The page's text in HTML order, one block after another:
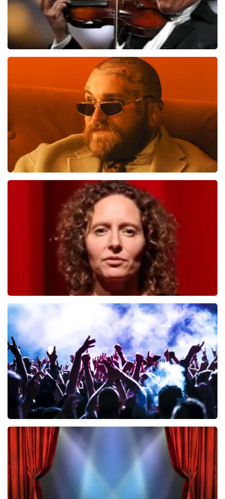
laatste 30 minuten
BESTEL NU
Teddy Swims
laatste 30 minuten
BESTEL NU
Esther van der Voort
BESTEL NU
Megadeth
456 laatste 30 minuten
BESTEL NU